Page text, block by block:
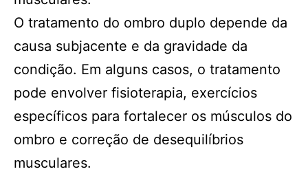
O tratamento do ombro duplo depende da
causa subjacente e da gravidade da
condição. Em alguns casos, o tratamento
pode envolver fisioterapia, exercícios
específicos para fortalecer os músculos do
ombro e correção de desequilíbrios
musculares.